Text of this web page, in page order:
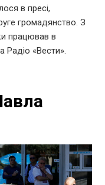
в пресі,
громадянство. З
працював в
Радіо «Вести».